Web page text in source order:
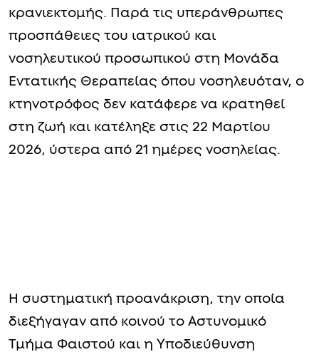
κρανιεκτομής. Παρά τις υπεράνθρωπες
προσπάθειες του ιατρικού και
νοσηλευτικού προσωπικού στη Μονάδα
Εντατικής Θεραπείας όπου νοσηλευόταν, ο
κτηνοτρόφος δεν κατάφερε να κρατηθεί
στη ζωή και κατέληξε στις 22 Μαρτίου
2026, ύστερα από 21 ημέρες νοσηλείας.
Η συστηματική προανάκριση, την οποία
διεξήγαγαν από κοινού το Αστυνομικό
Τμήμα Φαιστού και η Υποδιεύθυνση